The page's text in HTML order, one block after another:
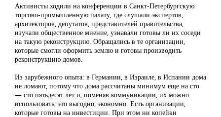
Активисты ходили на конференции в Санкт-Петербургскую
торгово-промышленную палату, где слушали экспертов,
архитекторов, депутатов, представителей правительства,
изучали общественное мнение, узнавали готовы ли их соседи
на такую реконструкцию. Обращались в те организации,
которые смогли оформить землю и готовы производить
реконструкцию домов.
Из зарубежного опыта: в Германии, в Израиле, в Испании дома
не ломают, потому что дома рассчитаны минимум еще на сто
— сто пятьдесят лет и, поменяв коммуникации, их можно
использовать, это выгодно, экономно. Есть организации,
которые готовы на инвестиции. При этом ни копейки